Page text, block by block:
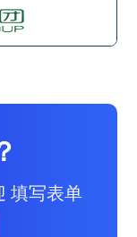
填写表单